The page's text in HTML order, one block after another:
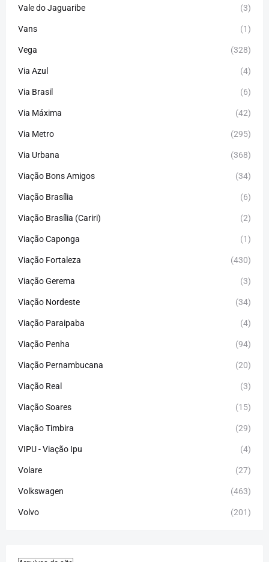
Vale do Jaguaribe (3)
Vans (1)
Vega (328)
Via Azul (4)
Via Brasil (6)
Via Máxima (42)
Via Metro (295)
Via Urbana (368)
Viação Bons Amigos (34)
Viação Brasília (6)
Viação Brasília (Cariri) (2)
Viação Caponga (1)
Viação Fortaleza (430)
Viação Gerema (3)
Viação Nordeste (34)
Viação Paraipaba (4)
Viação Penha (94)
Viação Pernambucana (20)
Viação Real (3)
Viação Soares (15)
Viação Timbira (29)
VIPU - Viação Ipu (4)
Volare (27)
Volkswagen (463)
Volvo (201)